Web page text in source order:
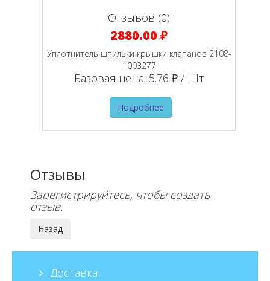
Отзывов (0)
2880.00 ₽
Уплотнитель шпильки крышки клапанов 2108-
1003277
Базовая цена: 5.76 ₽ / Шт
Подробнее
Отзывы
Зарегистрируйтесь, чтобы создать
отзыв.
Доставка